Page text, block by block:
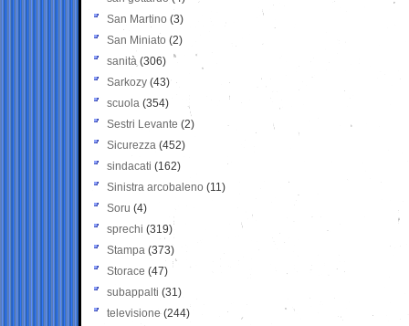
San Martino (3)
San Miniato (2)
sanità (306)
Sarkozy (43)
scuola (354)
Sestri Levante (2)
Sicurezza (452)
sindacati (162)
Sinistra arcobaleno (11)
Soru (4)
sprechi (319)
Stampa (373)
Storace (47)
subappalti (31)
televisione(244)